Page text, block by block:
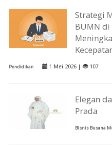
Strategi
BUMN
Pendidikan 1 Mei 2026 | 107
Elegan
Prada
Bisnis Busana